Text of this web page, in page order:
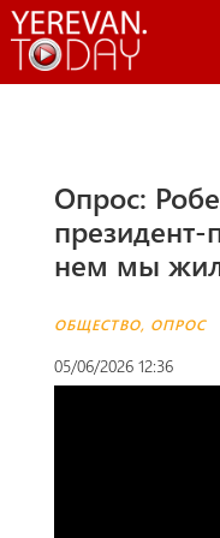
Опрос:
президент-
нем мы
ОБЩЕСТВО, ОПРОС
05/06/2026 12:36